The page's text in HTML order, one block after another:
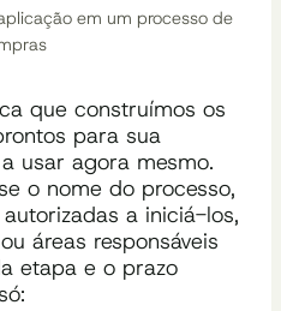
em um processo de
que construímos os
para sua
usar agora mesmo.
o nome do processo,
a iniciá-los,
áreas responsáveis
etapa e o prazo